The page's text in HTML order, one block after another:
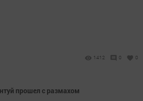
1412 0 0
прошел с размахом